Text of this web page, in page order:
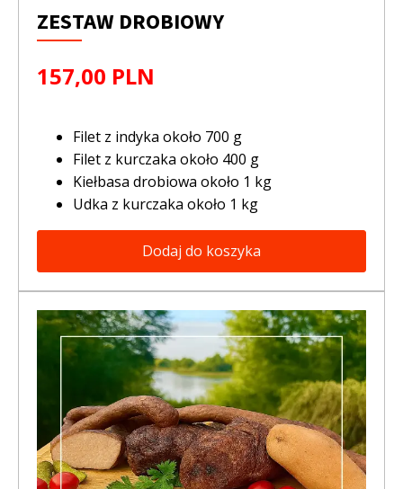
ZESTAW DROBIOWY
157,00 PLN
Filet z indyka około 700 g
Filet z kurczaka około 400 g
Kiełbasa drobiowa około 1 kg
Udka z kurczaka około 1 kg
Dodaj do koszyka